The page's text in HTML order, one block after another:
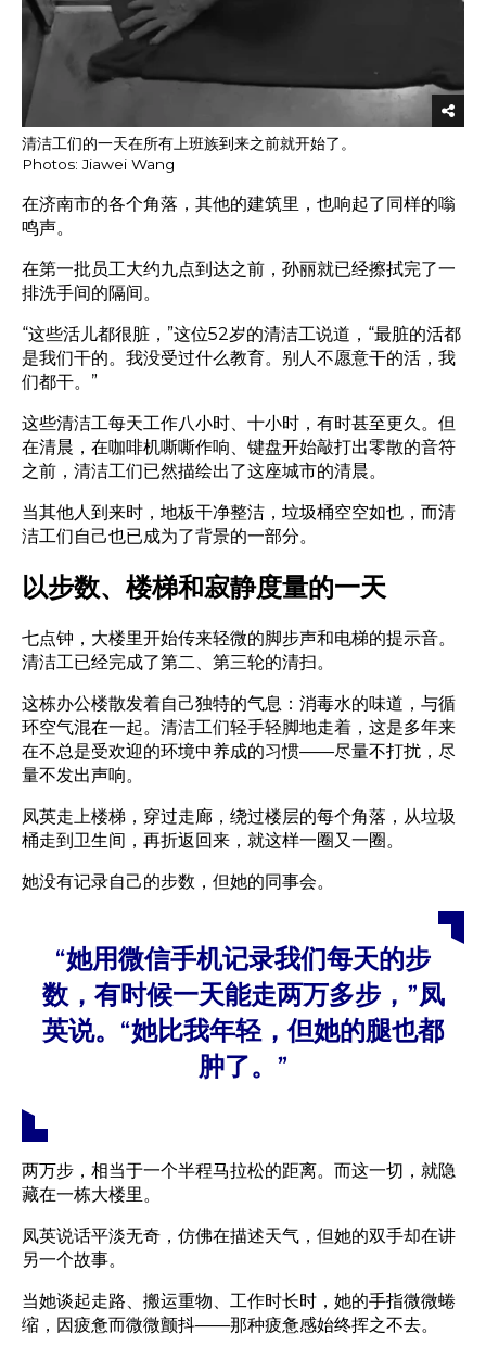
清洁工们的一天在所有上班族到来之前就开始了。
Photos: Jiawei Wang
在济南市的各个角落，其他的建筑里，也响起了同样的嗡
鸣声。
在第一批员工大约九点到达之前，孙丽就已经擦拭完了一
排洗手间的隔间。
“这些活儿都很脏，”这位52岁的清洁工说道，“最脏的活都
是我们干的。我没受过什么教育。别人不愿意干的活，我
们都干。”
这些清洁工每天工作八小时、十小时，有时甚至更久。但
在清晨，在咖啡机嘶嘶作响、键盘开始敲打出零散的音符
之前，清洁工们已然描绘出了这座城市的清晨。
当其他人到来时，地板干净整洁，垃圾桶空空如也，而清
洁工们自己也已成为了背景的一部分。
以步数、楼梯和寂静度量的一天
七点钟，大楼里开始传来轻微的脚步声和电梯的提示音。
清洁工已经完成了第二、第三轮的清扫。
这栋办公楼散发着自己独特的气息：消毒水的味道，与循
环空气混在一起。清洁工们轻手轻脚地走着，这是多年来
在不总是受欢迎的环境中养成的习惯——尽量不打扰，尽
量不发出声响。
凤英走上楼梯，穿过走廊，绕过楼层的每个角落，从垃圾
桶走到卫生间，再折返回来，就这样一圈又一圈。
她没有记录自己的步数，但她的同事会。
“她用微信手机记录我们每天的步
数，有时候一天能走两万多步，”凤
英说。“她比我年轻，但她的腿也都
肿了。”
两万步，相当于一个半程马拉松的距离。而这一切，就隐
藏在一栋大楼里。
凤英说话平淡无奇，仿佛在描述天气，但她的双手却在讲
另一个故事。
当她谈起走路、搬运重物、工作时长时，她的手指微微蜷
缩，因疲惫而微微颤抖——那种疲惫感始终挥之不去。